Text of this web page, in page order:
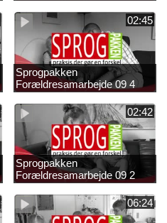
02:45
Sprogpakken
Forældresamarbejde 09 4
02:42
Sprogpakken
Forældresamarbejde 09 2
06:24